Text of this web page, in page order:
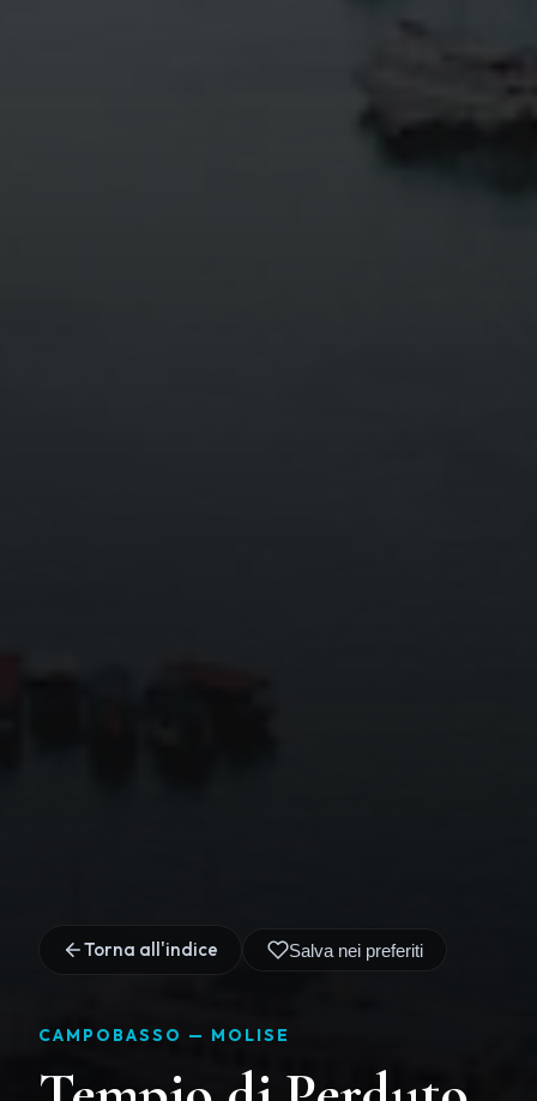
Torna all'indice Salva nei preferiti
CAMPOBASSO — MOLISE